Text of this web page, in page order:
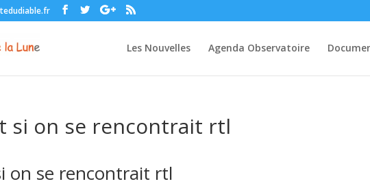
Les Nouvelles Agenda Observatoire
si on se rencontrait rtl
on se rencontrait rtl